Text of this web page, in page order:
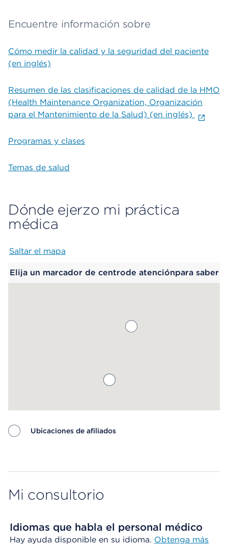
Encuentre información sobre
Cómo medir la calidad y la seguridad del paciente
(en inglés)
Resumen de las clasificaciones de calidad de la HMO
(Health Maintenance Organization, Organización
para el Mantenimiento de la Salud) (en inglés)
Programas y clases
Temas de salud
Dónde ejerzo mi práctica
médica
Saltar el mapa
Elija un marcador de centrode atenciónpara saber
Ubicaciones de afiliados
Mi consultorio
Idiomas que habla el personal médico
Hay ayuda disponible en su idioma. Obtenga más